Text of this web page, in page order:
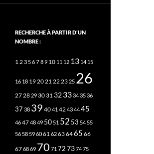
RECHERCHE À PARTIR D’UN
NOMBRE :
1 23 56789 10 11 12 13 14 15
16 18 1920212223 25 26
27 28 293031 3233343536
37 38 39 4041 42434445
46474849 50 51 52 53 54 55
56 58 596061 62636465 66
676869 70 71 72737475